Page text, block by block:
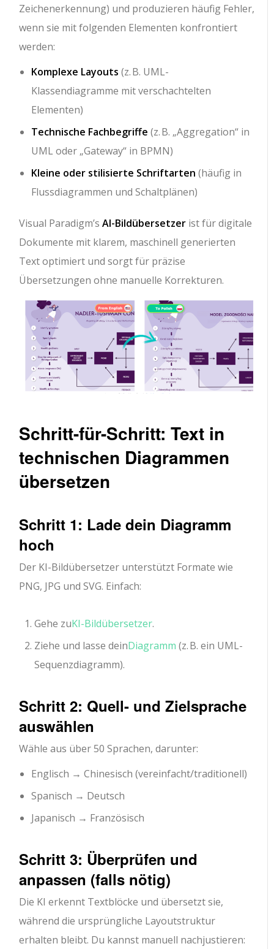
Zeichenerkennung) und produzieren häufig Fehler,
wenn sie mit folgenden Elementen konfrontiert
werden:
Komplexe Layouts (z. B. UML-
Klassendiagramme mit verschachtelten
Elementen)
Technische Fachbegriffe (z. B. „Aggregation“ in
UML oder „Gateway“ in BPMN)
Kleine oder stilisierte Schriftarten (häufig in
Flussdiagrammen und Schaltplänen)
Visual Paradigm’sAI-Bildübersetzer ist für digitale
Dokumente mit klarem, maschinell generierten
Text optimiert und sorgt für präzise
Übersetzungen ohne manuelle Korrekturen.
Schritt-für-Schritt: Text in
technischen Diagrammen
übersetzen
Schritt 1: Lade dein Diagramm
hoch
Der KI-Bildübersetzer unterstützt Formate wie
PNG, JPG und SVG. Einfach:
Gehe zuKI-Bildübersetzer.
Ziehe und lasse deinDiagramm (z. B. ein UML-
Sequenzdiagramm).
Schritt 2: Quell- und Zielsprache
auswählen
Wähle aus über 50 Sprachen, darunter:
Englisch → Chinesisch (vereinfacht/traditionell)
Spanisch → Deutsch
Japanisch → Französisch
Schritt 3: Überprüfen und
anpassen (falls nötig)
Die KI erkennt Textblöcke und übersetzt sie,
während die ursprüngliche Layoutstruktur
erhalten bleibt. Du kannst manuell nachjustieren: